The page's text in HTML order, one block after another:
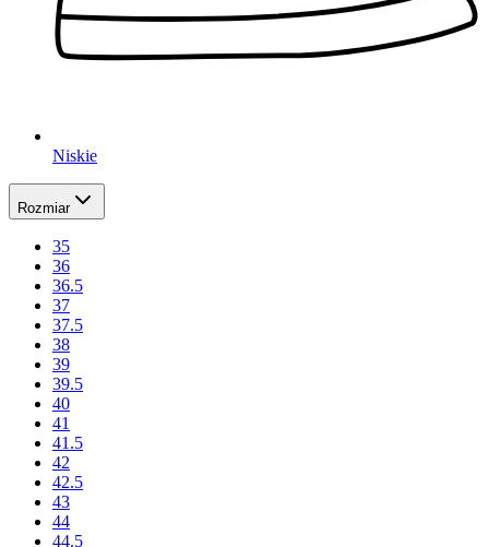
Niskie
Rozmiar
35
36
36.5
37
37.5
38
39
39.5
40
41
41.5
42
42.5
43
44
44.5